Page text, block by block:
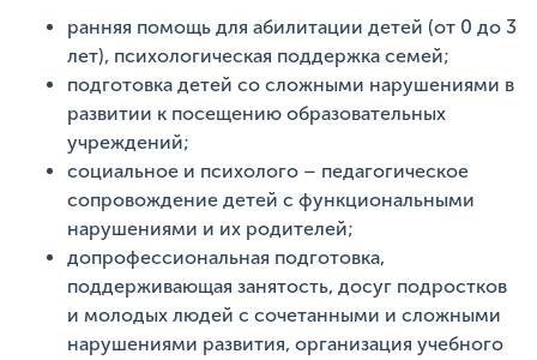
ранняя помощь для абилитации детей (от 0 до 3
лет), психологическая поддержка семей;
подготовка детей со сложными нарушениями в
развитии к посещению образовательных
учреждений;
социальное и психолого – педагогическое
сопровождение детей с функциональными
нарушениями и их родителей;
допрофессиональная подготовка,
поддерживающая занятость, досуг подростков
и молодых людей с сочетанными и сложными
нарушениями развития, организация учебного